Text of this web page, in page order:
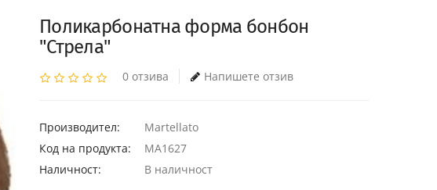
Поликарбонатна форма бонбон
"Стрела"
0 отзива Напишете отзив
Производител:
Martellato
Код на продукта:
MA1627
Наличност:
В наличност